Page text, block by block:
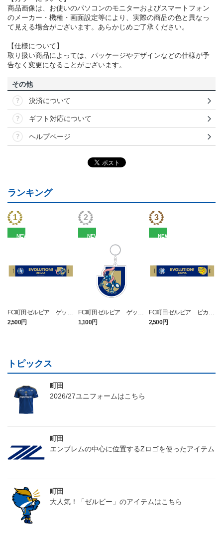
商品画像は、お使いのパソコンのモニターおよびスマートフォン
のメーカー・機種・画面設定等により、実際の商品の色と異なっ
て見える場合がございます。あらかじめご了承ください。
【仕様について】
取り扱い商品によっては、パッケージやデザインなどの仕様が予
告なく変更になることがございます。
その他
決済について
ギフト対応について
ヘルプページ
ランキング
NEW
FC町田ゼルビア ゲッコ
ウガ タオルマフラー
2,500円
NEW
FC町田ゼルビア ゲッコ
ウガ キーホルダー
1,100円
NEW
FC町田ゼルビア ピカチ
ュウ タオルマフラー
2,500円
トピックス
町田
2026/27ユニフォームはこちら
町田
エンブレムの中心に位置するZロゴを使ったアイテム
町田
大人気！「ゼルビー」のアイテムはこちら